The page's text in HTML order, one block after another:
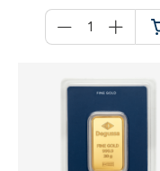
für
Warenkorb